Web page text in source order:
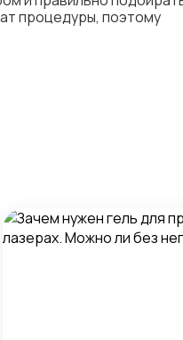
процедуры, поэтому